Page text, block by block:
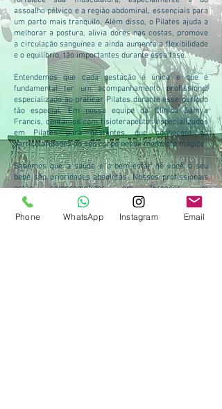
assoalho pélvico e a região abdominal, essenciais para
um parto mais tranquilo. Além disso, o Pilates ajuda a
melhorar a postura, alivia dores nas costas, promove
a circulação sanguínea e ainda aumenta a flexibilidade
e o equilíbrio, tão importantes durante essa fase.
Entendemos que cada gestação é única e que é
fundamental ter um acompanhamento profissional
especializado ao praticar Pilates durante esse período
tão especial. Em nossa equipe da Clínica Samya
Francis, contamos com fisioterapeutas especializados
em Pilates para gestantes, que conhecem as
particularidades do seu corpo nesse momento mágico.
Sabemos que a saúde e o bem-estar de você e seu
bebê são prioridades absolutas. Nossos profissionais
estão comprometidos em fornecer um
acompanhamento personalizado e seguro para
garantir que você se sinta confortável em todas as
etapas da sua jornada maternal.
Phone WhatsApp Instagram Email